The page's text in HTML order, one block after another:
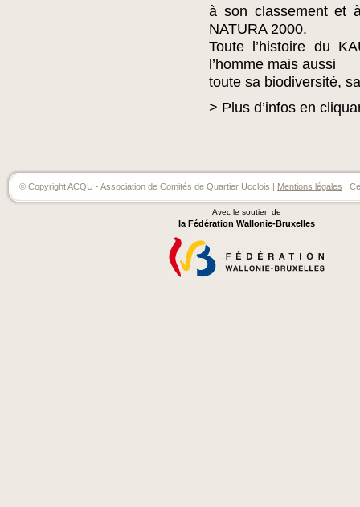
à son classement et
NATURA 2000.
Toute l’histoire du
l’homme mais aussi
toute sa biodiversité,
> Plus d’infos en
© Copyright ACQU - Association de Comités de Quartier Ucclois | Mentions légales |
Avec le soutien de
la Fédération Wallonie-Bruxelles